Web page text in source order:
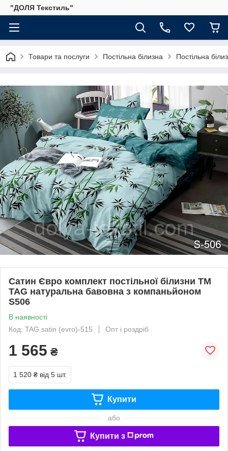
"ДОЛЯ Текстиль"
Товари та послуги Постільна білизна Постільна
Сатин Євро комплект постільної білизни ТМ
TAG натуральна бавовна з компаньйоном
S506
В наявності
Код: TAG satin (evro)-515
Опт і роздріб
1 565 ₴
1 520 ₴ від 5 шт.
Купити
або
Купити з